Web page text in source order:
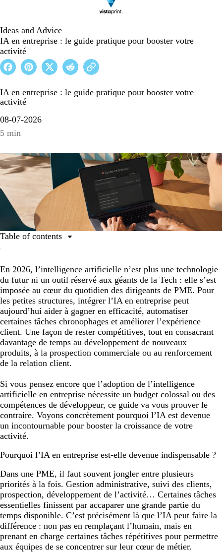
Ideas and Advice
IA en entreprise : le guide pratique pour booster votre
activité
IA en entreprise : le guide pratique pour booster votre
activité
08-07-2026
5 min
En 2026, l’intelligence artificielle n’est plus une technologie
du futur ni un outil réservé aux géants de la Tech : elle s’est
imposée au cœur du quotidien des dirigeants de PME. Pour
les petites structures, intégrer l’IA en entreprise peut
aujourd’hui aider à gagner en efficacité, automatiser
certaines tâches chronophages et améliorer l’expérience
client. Une façon de rester compétitives, tout en consacrant
davantage de temps au développement de nouveaux
produits, à la prospection commerciale ou au renforcement
de la relation client.
Si vous pensez encore que l’adoption de l’intelligence
artificielle en entreprise nécessite un budget colossal ou des
compétences de développeur, ce guide va vous prouver le
contraire. Voyons concrètement pourquoi l’IA est devenue
un incontournable pour booster la croissance de votre
activité.
Pourquoi l’IA en entreprise est-elle devenue indispensable ?
Dans une PME, il faut souvent jongler entre plusieurs
priorités à la fois. Gestion administrative, suivi des clients,
prospection, développement de l’activité… Certaines tâches
essentielles finissent par accaparer une grande partie du
temps disponible. C’est précisément là que l’IA peut faire la
différence : non pas en remplaçant l’humain, mais en
prenant en charge certaines tâches répétitives pour permettre
aux équipes de se concentrer sur leur cœur de métier.
Table of contents
Amélioration de la relation client
Aide à la décision grâce à l’analyse de données simples
Étapes clés pour intégrer l’intelligence artificielle dans
votre entreprise
Exemples concrets d’utilisation de l’IA en entreprise
En bref